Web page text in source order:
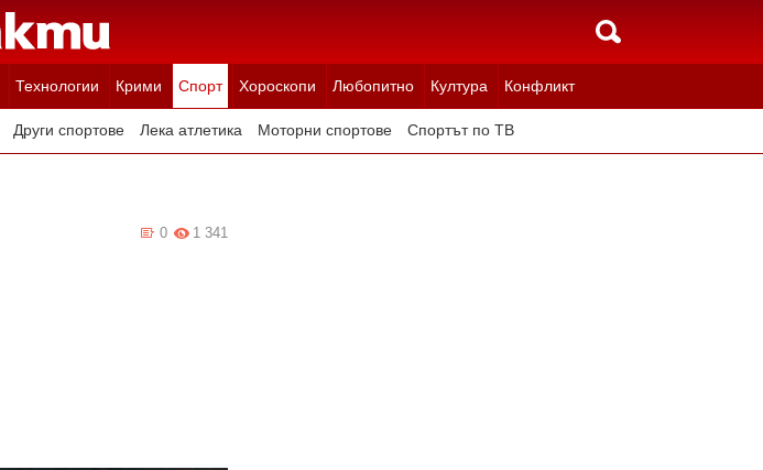
Технологии Крими Спорт Хороскопи Любопитно Култура Конфликт
Други спортове Лека атлетика Моторни спортове Спортът по ТВ
1 341
0